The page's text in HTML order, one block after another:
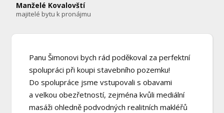
Manželé Kovalovští
majitelé bytu k pronájmu
Panu Šimonovi bych rád poděkoval za perfektní
spolupráci při koupi stavebního pozemku!
Do spolupráce jsme vstupovali s obavami
a velkou obezřetností, zejména kvůli mediální
masáži ohledně podvodných realitních makléřů